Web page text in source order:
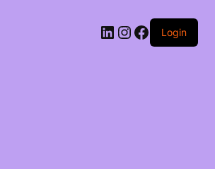
LinkedIn
Instagram
Facebook
Login